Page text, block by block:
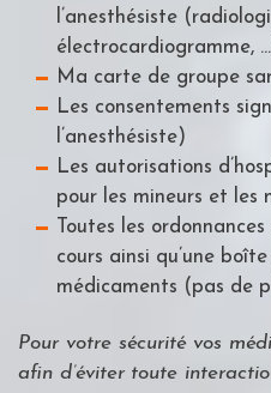
l’anesthésiste
électrocardiogramme,
Ma carte de groupe
Les consentements
l’anesthésiste)
Les autorisations
pour les mineurs et les
Toutes les
cours ainsi qu’une
médicaments (pas de
Pour votre sécurité vos
afin d’éviter toute